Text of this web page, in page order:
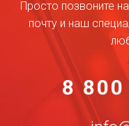
Просто позвоните
почту и наш
8